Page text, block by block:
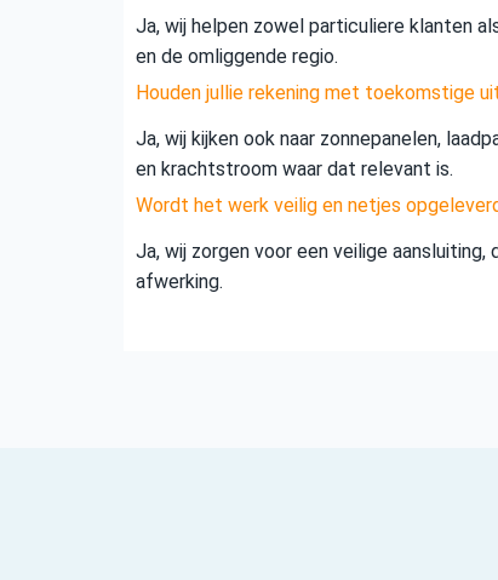
Ja, wij helpen zowel particuliere klanten
en de omliggende regio.
Houden jullie rekening met toekomstige
Ja, wij kijken ook naar zonnepanelen,
en krachtstroom waar dat relevant is.
Wordt het werk veilig en netjes
Ja, wij zorgen voor een veilige
afwerking.